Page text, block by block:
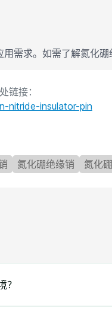
需求。如需了解氮化
链接：
nitride-insulator-pin
氮化硼绝缘销 氮化
？